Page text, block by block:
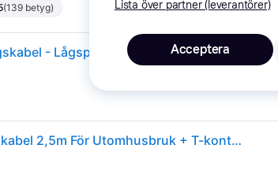
(139 betyg)
Philips Hue Förlängningskabel 2,5m För Utomhusbruk + T-kontakt
Lista över partner (leverantörer)
Acceptera